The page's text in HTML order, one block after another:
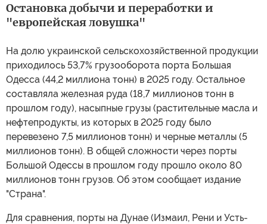
Остановка добычи и переработки и
"европейская ловушка"
На долю украинской сельскохозяйственной продукции
приходилось 53,7% грузооборота порта Большая
Одесса (44,2 миллиона тонн) в 2025 году. Остальное
составляла железная руда (18,7 миллионов тонн в
прошлом году), насыпные грузы (растительные масла и
нефтепродукты, из которых в 2025 году было
перевезено 7,5 миллионов тонн) и черные металлы (5
миллионов тонн). В общей сложности через порты
Большой Одессы в прошлом году прошло около 80
миллионов тонн грузов. Об этом сообщает издание
"Страна".
Для сравнения, порты на Дунае (Измаил, Рени и Усть-